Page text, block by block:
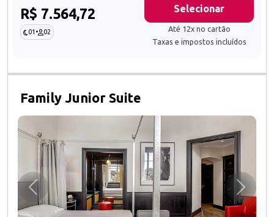
R$ 7.564,72
01 • 02
Selecionar
Até 12x no cartão
Taxas e impostos incluídos
Family Junior Suite
Anterior